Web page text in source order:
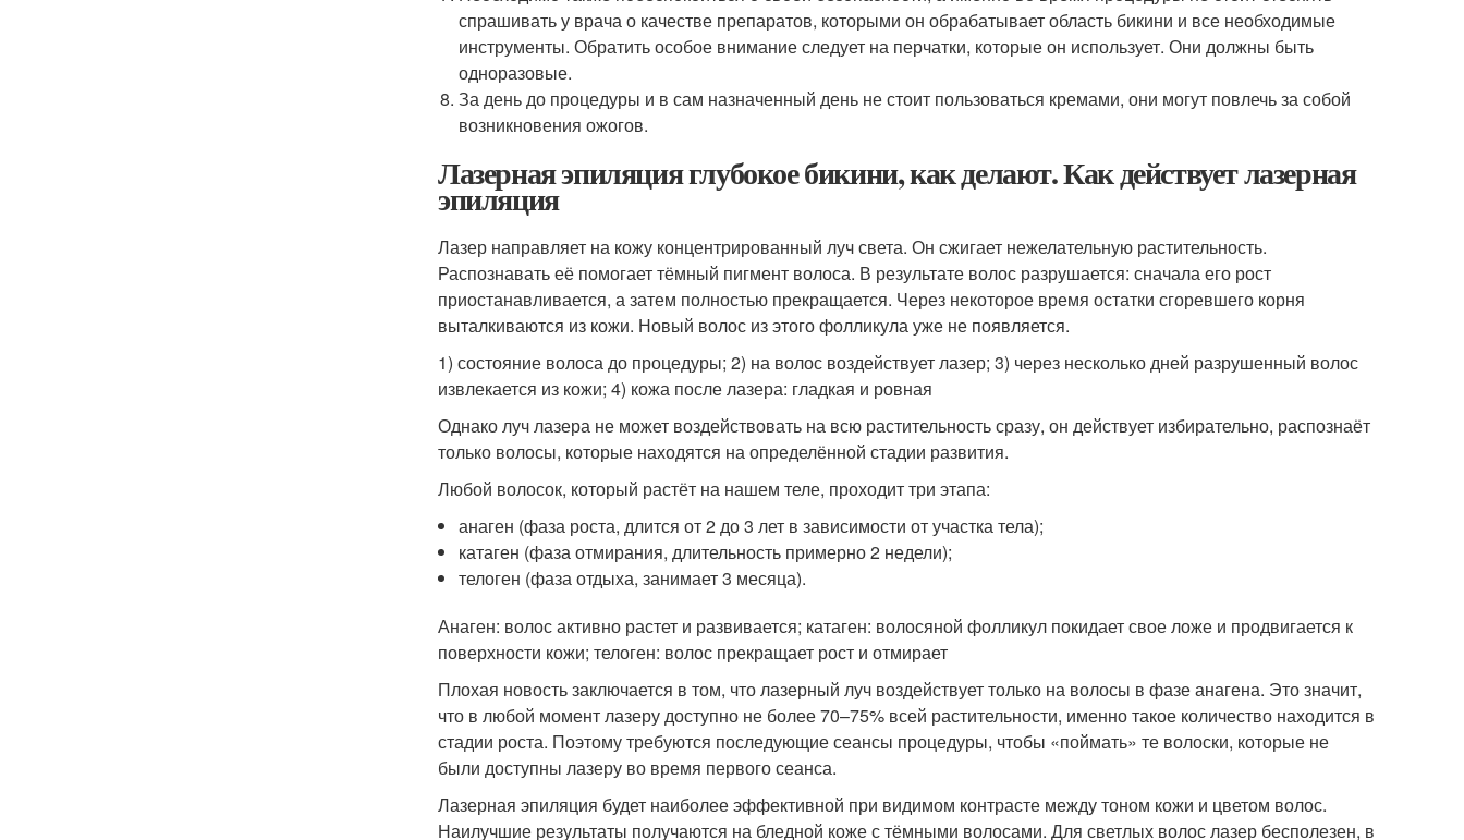
спрашивать у врача о качестве препаратов, которыми он обрабатывает область бикини и все необходимые
инструменты. Обратить особое внимание следует на перчатки, которые он использует. Они должны быть
одноразовые.
За день до процедуры и в сам назначенный день не стоит пользоваться кремами, они могут повлечь за собой
возникновения ожогов.
Лазерная эпиляция глубокое бикини, как делают. Как действует лазерная
эпиляция
Лазер направляет на кожу концентрированный луч света. Он сжигает нежелательную растительность.
Распознавать её помогает тёмный пигмент волоса. В результате волос разрушается: сначала его рост
приостанавливается, а затем полностью прекращается. Через некоторое время остатки сгоревшего корня
выталкиваются из кожи. Новый волос из этого фолликула уже не появляется.
1) состояние волоса до процедуры; 2) на волос воздействует лазер; 3) через несколько дней разрушенный волос
извлекается из кожи; 4) кожа после лазера: гладкая и ровная
Однако луч лазера не может воздействовать на всю растительность сразу, он действует избирательно, распознаёт
только волосы, которые находятся на определённой стадии развития.
Любой волосок, который растёт на нашем теле, проходит три этапа:
анаген (фаза роста, длится от 2 до 3 лет в зависимости от участка тела);
катаген (фаза отмирания, длительность примерно 2 недели);
телоген (фаза отдыха, занимает 3 месяца).
Анаген: волос активно растет и развивается; катаген: волосяной фолликул покидает свое ложе и продвигается к
поверхности кожи; телоген: волос прекращает рост и отмирает
Плохая новость заключается в том, что лазерный луч воздействует только на волосы в фазе анагена. Это значит,
что в любой момент лазеру доступно не более 70–75% всей растительности, именно такое количество находится в
стадии роста. Поэтому требуются последующие сеансы процедуры, чтобы «поймать» те волоски, которые не
были доступны лазеру во время первого сеанса.
Лазерная эпиляция будет наиболее эффективной при видимом контрасте между тоном кожи и цветом волос.
Наилучшие результаты получаются на бледной коже с тёмными волосами. Для светлых волос лазер бесполезен, в